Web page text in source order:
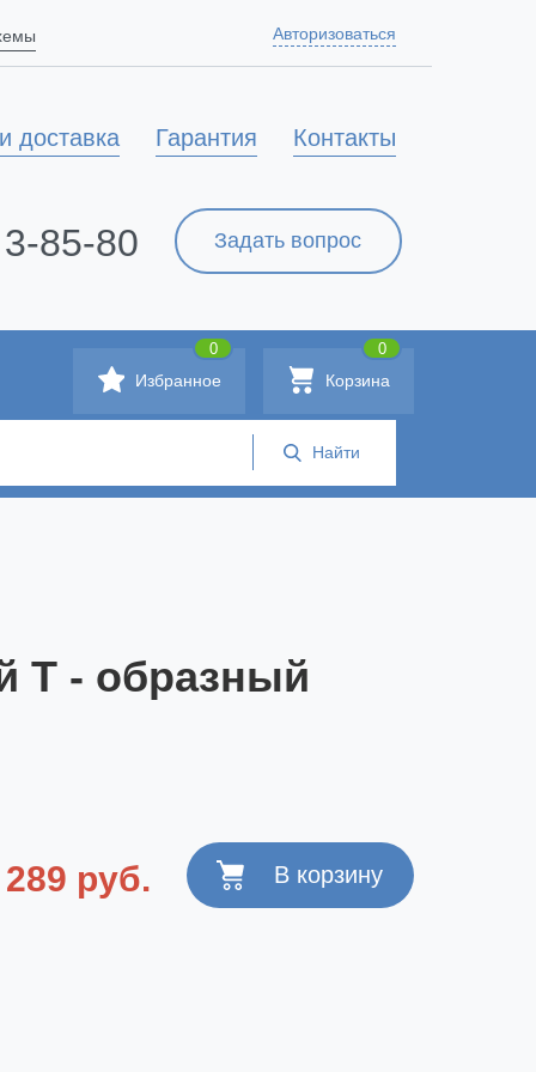
Авторизоваться
Контакты
Гарантия
доставка
Задать вопрос
85-80
Корзина
0
Избранное
0
T - образный
289 руб.